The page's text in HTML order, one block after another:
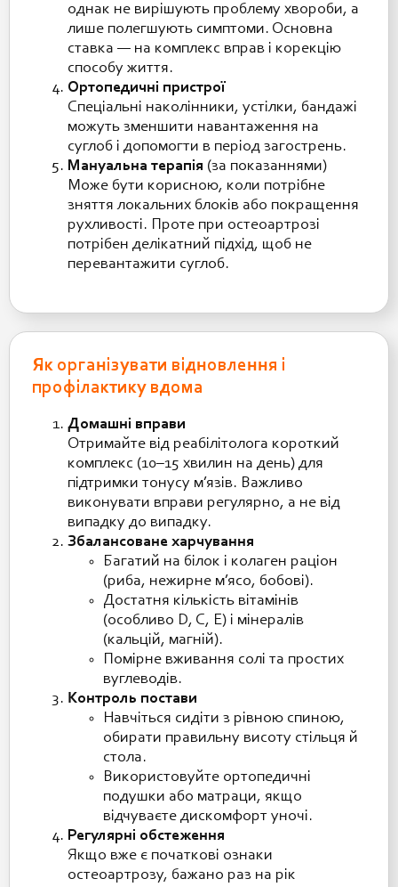
однак не вирішують проблему хвороби, а
лише полегшують симптоми. Основна
ставка — на комплекс вправ і корекцію
способу життя.
Ортопедичні пристрої
Спеціальні наколінники, устілки, бандажі
можуть зменшити навантаження на
суглоб і допомогти в період загострень.
Мануальна терапія (за показаннями)
Може бути корисною, коли потрібне
зняття локальних блоків або покращення
рухливості. Проте при остеоартрозі
потрібен делікатний підхід, щоб не
перевантажити суглоб.
Як організувати відновлення і
профілактику вдома
Домашні вправи
Отримайте від реабілітолога короткий
комплекс (10–15 хвилин на день) для
підтримки тонусу м’язів. Важливо
виконувати вправи регулярно, а не від
випадку до випадку.
Збалансоване харчування
Багатий на білок і колаген раціон
(риба, нежирне м’ясо, бобові).
Достатня кількість вітамінів
(особливо D, C, E) і мінералів
(кальцій, магній).
Помірне вживання солі та простих
вуглеводів.
Контроль постави
Навчіться сидіти з рівною спиною,
обирати правильну висоту стільця й
стола.
Використовуйте ортопедичні
подушки або матраци, якщо
відчуваєте дискомфорт уночі.
Регулярні обстеження
Якщо вже є початкові ознаки
остеоартрозу, бажано раз на рік